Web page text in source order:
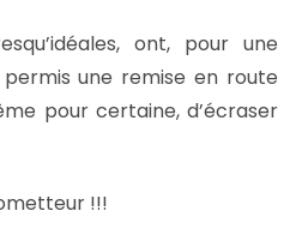
ont, pour une
une remise en route
pour certaine, d’écraser
!!!